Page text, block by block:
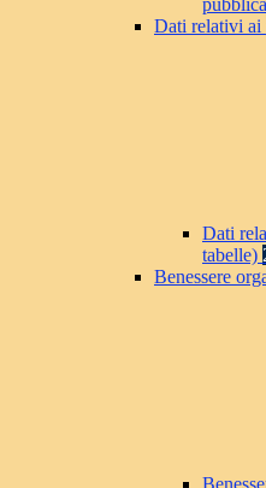
Dati relativi ai
Dati
tabelle)
Benessere